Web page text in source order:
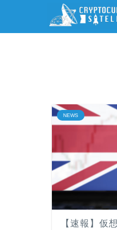
NEWS
【速報】仮